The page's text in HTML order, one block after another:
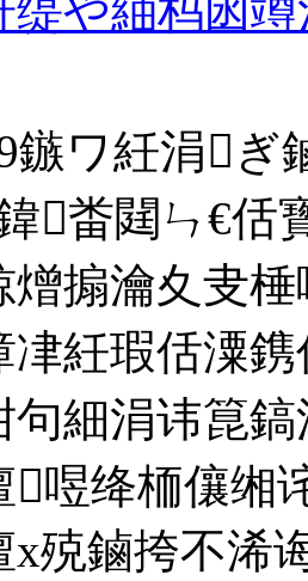
缇や紬杩囦
ワ紝涓ぎ
畨閮ㄣ€佸
熷搧瀹夊叏
冿紝瑕佸潥
句細涓讳箟
喅绛栭儴缃
х殑鏀挎不浠